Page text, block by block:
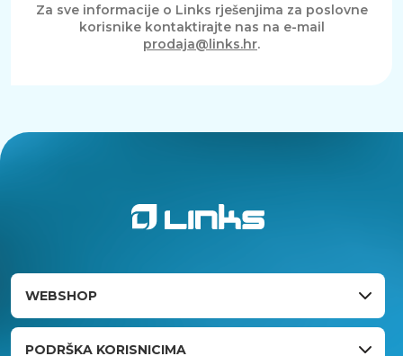
Za sve informacije o Links rješenjima za poslovne
korisnike kontaktirajte nas na e-mail
prodaja@links.hr.
WEBSHOP
PODRŠKA KORISNICIMA